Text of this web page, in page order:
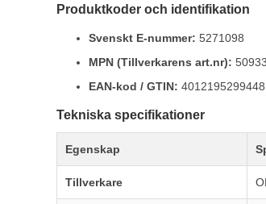
Produktkoder och identifikation
Svenskt E-nummer: 5271098
MPN (Tillverkarens art.nr):
EAN-kod / GTIN: 4012195299448
Tekniska specifikationer
Egenskap
Tillverkare